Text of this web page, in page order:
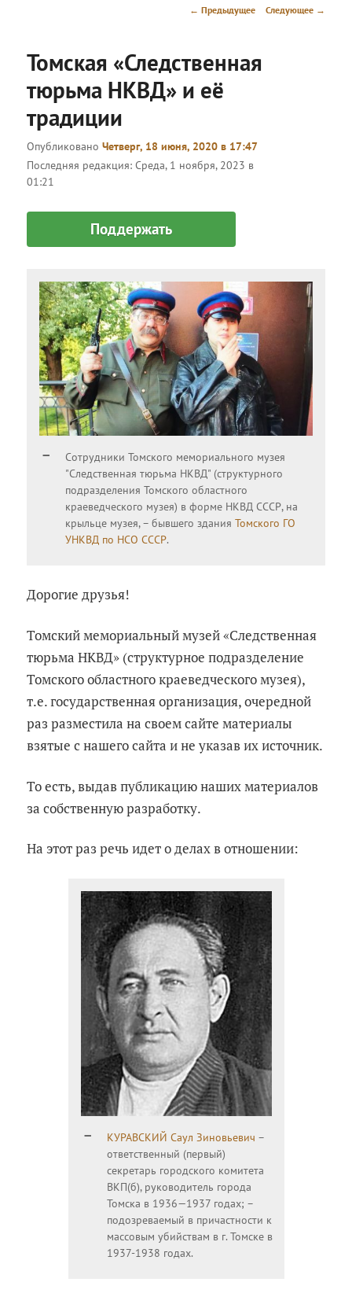
Навигация
← Предыдущее Следующее →
Томская «Следственная
тюрьма НКВД» и её
традиции
ОпубликованоЧетверг, 18 июня, 2020 в 17:47
Последняя редакция: Среда, 1 ноября, 2023 в
01:21
Поддержать
Сотрудники Томского мемориального музея
"Следственная тюрьма НКВД" (структурного
подразделения Томского областного
краеведческого музея) в форме НКВД СССР, на
крыльце музея, – бывшего зданияТомского ГО
УНКВД по НСО СССР.
Дорогие друзья!
Томский мемориальный музей «Следственная
тюрьма НКВД» (структурное подразделение
Томского областного краеведческого музея),
т.е. государственная организация, очередной
раз разместила на своем сайте материалы
взятые с нашего сайта и не указав их источник.
То есть, выдав публикацию наших материалов
за собственную разработку.
На этот раз речь идет о делах в отношении:
КУРАВСКИЙ Саул Зиновьевич –
ответственный (первый)
секретарь городского комитета
ВКП(б), руководитель города
Томска в 1936—1937 годах; –
подозреваемый в причастности к
массовым убийствам в г. Томске в
1937-1938 годах.